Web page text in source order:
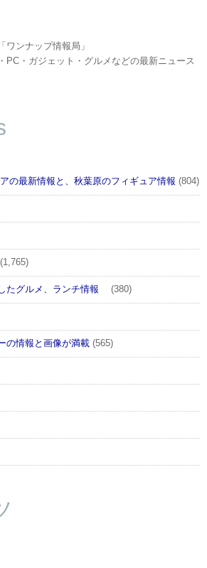
ワンナップ情報局」
PC・ガジェット・グルメなどの最新ニュース
の最新情報と、秋葉原のフィギュア情報 (804)
(1,765)
たグルメ、ランチ情報 (380)
の情報と画像が満載 (565)